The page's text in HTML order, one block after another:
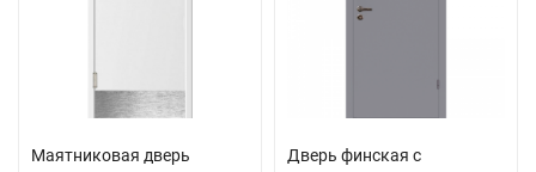
Маятниковая дверь
Дверь финская с